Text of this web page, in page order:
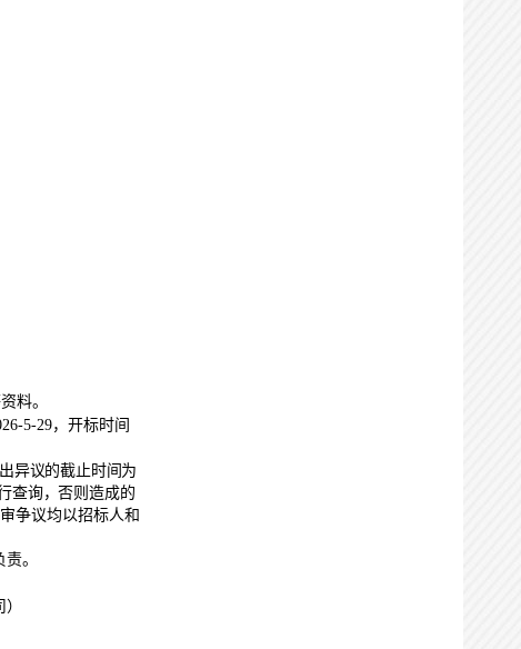
料。
6-5-29，开标时间
异议的截止时间为
查询，否则造成的
争议均以招标人和
。